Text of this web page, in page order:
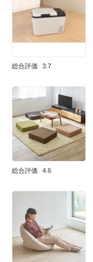
総合評価 3.7
総合評価 4.6